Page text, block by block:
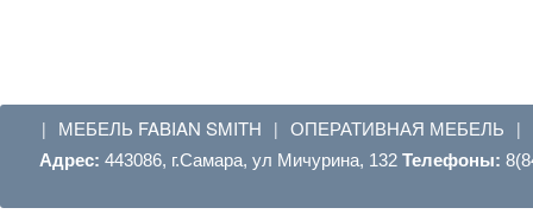
| МЕБЕЛЬ FABIAN SMITH | ОПЕРАТИВНАЯ МЕБЕЛЬ |
Адрес: 443086, г.Самара, ул Мичурина, 132 Телефоны: